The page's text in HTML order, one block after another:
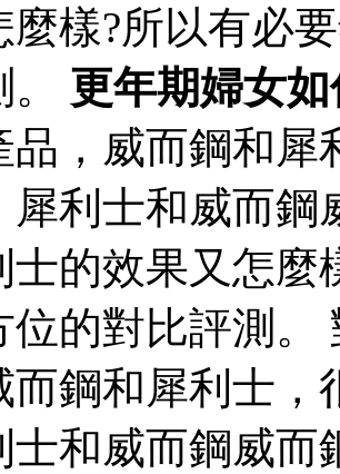
麼樣?所以有必
更年期婦女
品，威而鋼和
犀利士和威而
士的效果又怎麼
位的對比評測。
而鋼和犀利士
士和威而鋼威